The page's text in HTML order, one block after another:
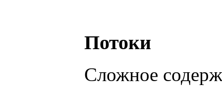
Потоки
Сложное